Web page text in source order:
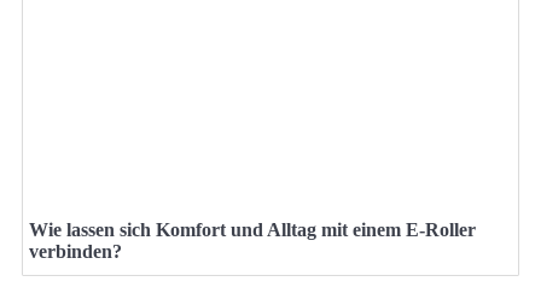
Wie lassen sich Komfort und Alltag mit einem E-Roller
verbinden?